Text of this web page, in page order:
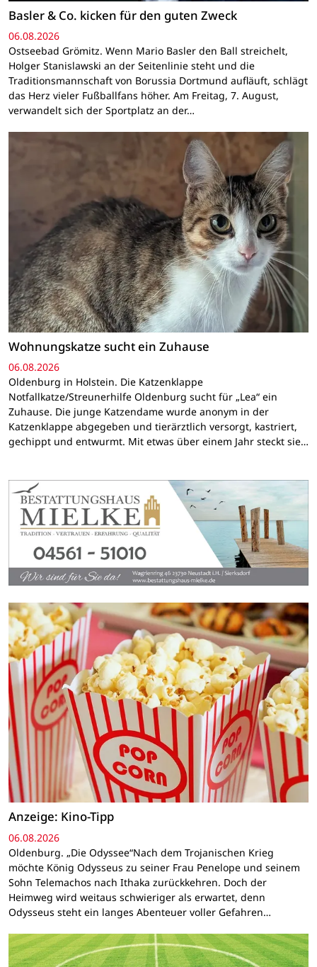
Basler & Co. kicken für den guten Zweck
06.08.2026
Ostseebad Grömitz. Wenn Mario Basler den Ball streichelt,
Holger Stanislawski an der Seitenlinie steht und die
Traditionsmannschaft von Borussia Dortmund aufläuft, schlägt
das Herz vieler Fußballfans höher. Am Freitag, 7. August,
verwandelt sich der Sportplatz an der…
Wohnungskatze sucht ein Zuhause
06.08.2026
Oldenburg in Holstein. Die Katzenklappe
Notfallkatze/Streunerhilfe Oldenburg sucht für „Lea“ ein
Zuhause. Die junge Katzendame wurde anonym in der
Katzenklappe abgegeben und tierärztlich versorgt, kastriert,
gechippt und entwurmt. Mit etwas über einem Jahr steckt sie…
Anzeige: Kino-Tipp
06.08.2026
Oldenburg. „Die Odyssee“Nach dem Trojanischen Krieg
möchte König Odysseus zu seiner Frau Penelope und seinem
Sohn Telemachos nach Ithaka zurückkehren. Doch der
Heimweg wird weitaus schwieriger als erwartet, denn
Odysseus steht ein langes Abenteuer voller Gefahren…